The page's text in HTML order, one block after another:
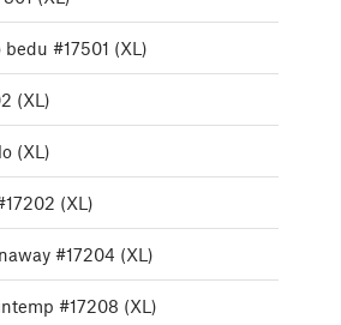
#17501 (XL)
(XL)
(XL)
(XL)
#17204 (XL)
#17208 (XL)